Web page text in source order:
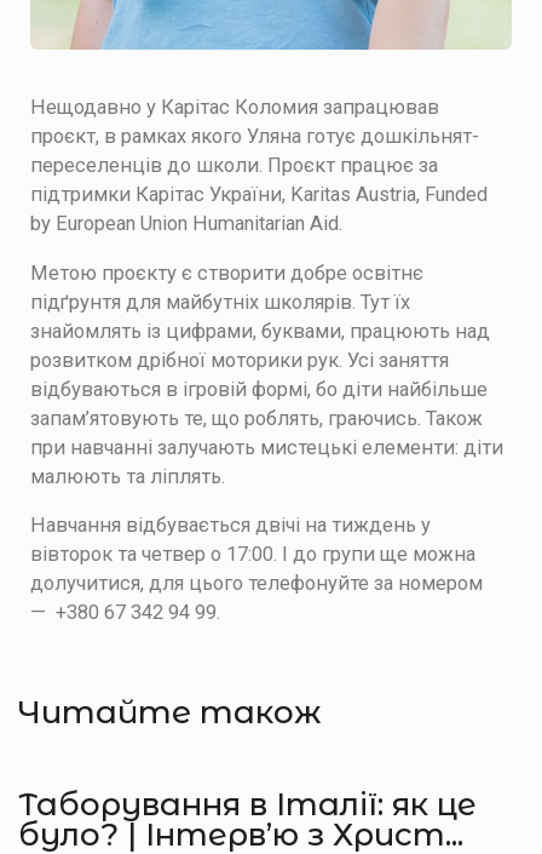
Нещодавно у Карітас Коломия запрацював
проєкт, в рамках якого Уляна готує дошкільнят-
переселенців до школи. Проєкт працює за
підтримки Карітас України, Karitas Austria, Funded
by European Union Humanitarian Aid.
Метою проєкту є створити добре освітнє
підґрунтя для майбутніх школярів. Тут їх
знайомлять із цифрами, буквами, працюють над
розвитком дрібної моторики рук. Усі заняття
відбуваються в ігровій формі, бо діти найбільше
запам’ятовують те, що роблять, граючись. Також
при навчанні залучають мистецькі елементи: діти
малюють та ліплять.
Навчання відбувається двічі на тиждень у
вівторок та четвер о 17:00. І до групи ще можна
долучитися, для цього телефонуйте за номером
— +380 67 342 94 99.
Читайте також
Таборування в Італії: як це
було? | Інтерв’ю з Христ...